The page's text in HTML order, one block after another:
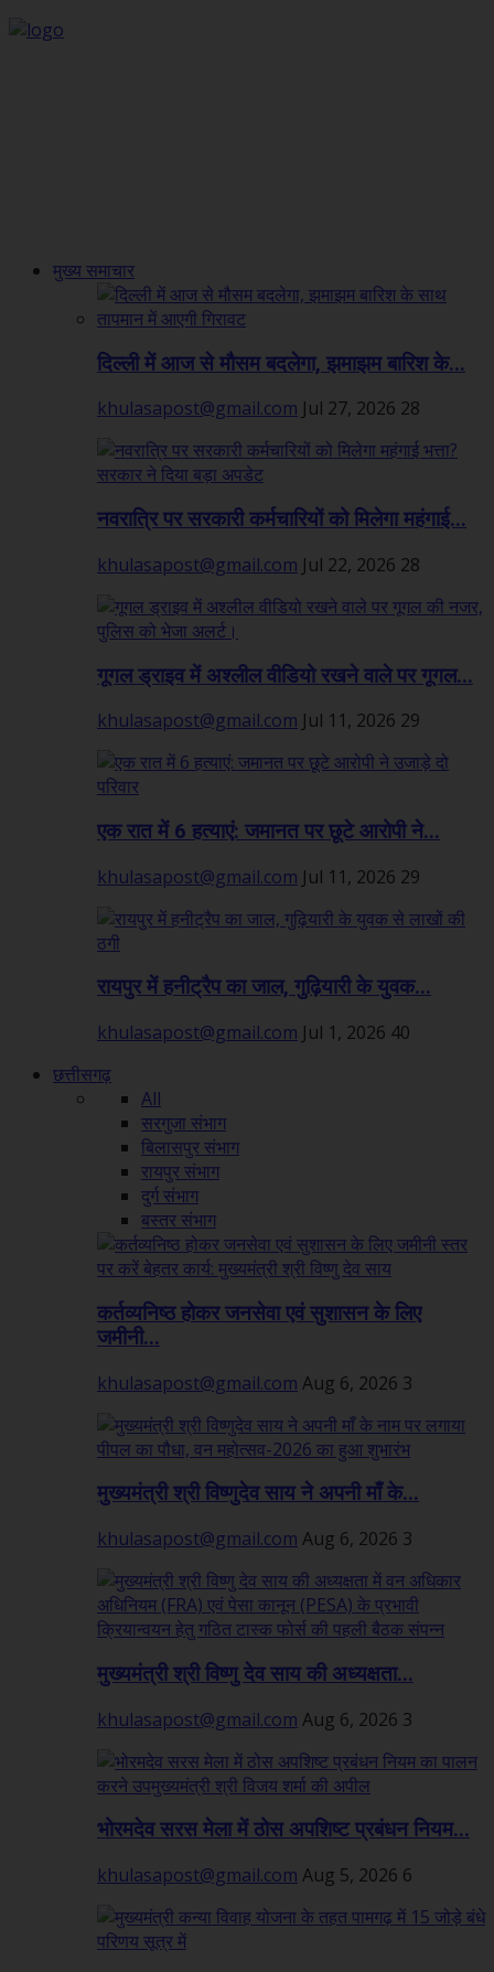
मुख्य समाचार
दिल्ली में आज से मौसम बदलेगा, झमाझम बारिश के...
khulasapost@gmail.com Jul 27, 2026 28
नवरात्रि पर सरकारी कर्मचारियों को मिलेगा महंगाई...
khulasapost@gmail.com Jul 22, 2026 28
गूगल ड्राइव में अश्लील वीडियो रखने वाले पर गूगल...
khulasapost@gmail.com Jul 11, 2026 29
एक रात में 6 हत्याएं: जमानत पर छूटे आरोपी ने...
khulasapost@gmail.com Jul 11, 2026 29
रायपुर में हनीट्रैप का जाल, गुढ़ियारी के युवक...
khulasapost@gmail.com Jul 1, 2026 40
छत्तीसगढ़
All
सरगुजा संभाग
बिलासपुर संभाग
रायपुर संभाग
दुर्ग संभाग
बस्तर संभाग
कर्तव्यनिष्ठ होकर जनसेवा एवं सुशासन के लिए
जमीनी...
khulasapost@gmail.com Aug 6, 2026 3
मुख्यमंत्री श्री विष्णुदेव साय ने अपनी माँ के...
khulasapost@gmail.com Aug 6, 2026 3
मुख्यमंत्री श्री विष्णु देव साय की अध्यक्षता...
khulasapost@gmail.com Aug 6, 2026 3
भोरमदेव सरस मेला में ठोस अपशिष्ट प्रबंधन नियम...
khulasapost@gmail.com Aug 5, 2026 6